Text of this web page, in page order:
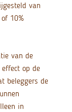
van
10%
van de
op de
beleggers de
in